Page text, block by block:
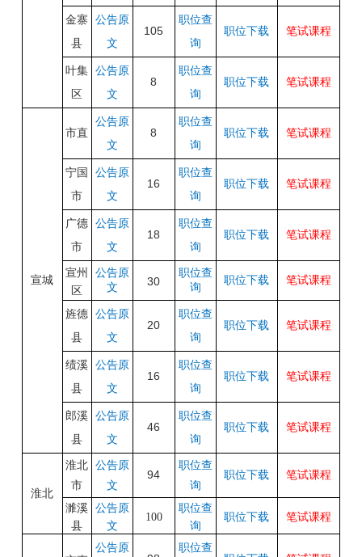
金寨
县
公告原
文
105
职位查
询
职位下载 笔试课程
叶集
区
公告原
文
8
职位查
询
职位下载 笔试课程
宣城
市直
公告原
文
8
职位查
询
职位下载 笔试课程
宁国
市
公告原
文
16
职位查
询
职位下载 笔试课程
广德
市
公告原
文
18
职位查
询
职位下载 笔试课程
宣州
区
公告原
文
30
职位查
询
职位下载 笔试课程
旌德
县
公告原
文
20
职位查
询
职位下载 笔试课程
绩溪
县
公告原
文
16
职位查
询
职位下载 笔试课程
郎溪
县
公告原
文
46
职位查
询
职位下载 笔试课程
淮北
淮北
市
公告原
文
94
职位查
询
职位下载 笔试课程
濉溪
县
公告原
文
100
职位查
询
职位下载 笔试课程
公告原
职位查